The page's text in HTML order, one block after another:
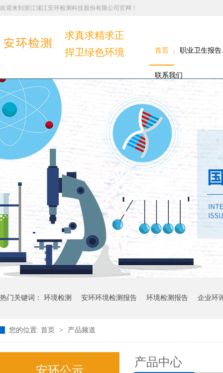
欢迎来到浙江浦江安环检测科技股份有限公司官网！
求真求精求正
捍卫绿色环境
首页 职业卫生报
联系我们
热门关键词： 环境检测 安环环境检测报告 环境检测报告 企业环
您的位置: 首页 > 产品频道
产品中心